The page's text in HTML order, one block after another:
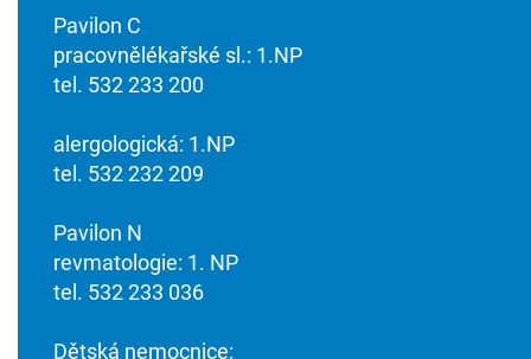
Pavilon C
pracovnělékařské sl.: 1.NP
tel. 532 233 200
alergologická: 1.NP
tel. 532 232 209
Pavilon N
revmatologie: 1. NP
tel. 532 233 036
Dětská nemocnice: